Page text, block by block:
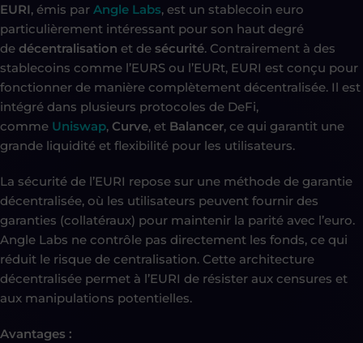
EURI, émis par Angle Labs, est un stablecoin euro
particulièrement intéressant pour son haut degré
de décentralisation et de sécurité. Contrairement à des
stablecoins comme l’EURS ou l’EURt, EURI est conçu pour
fonctionner de manière complètement décentralisée. Il est
intégré dans plusieurs protocoles de DeFi,
comme Uniswap, Curve, et Balancer, ce qui garantit une
grande liquidité et flexibilité pour les utilisateurs.
La sécurité de l’EURI repose sur une méthode de garantie
décentralisée, où les utilisateurs peuvent fournir des
garanties (collatéraux) pour maintenir la parité avec l’euro.
Angle Labs ne contrôle pas directement les fonds, ce qui
réduit le risque de centralisation. Cette architecture
décentralisée permet à l’EURI de résister aux censures et
aux manipulations potentielles.
Avantages :